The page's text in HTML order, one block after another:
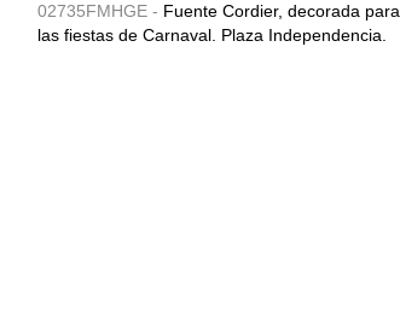
02735FMHGE - Fuente Cordier, decorada para
las fiestas de Carnaval. Plaza Independencia.